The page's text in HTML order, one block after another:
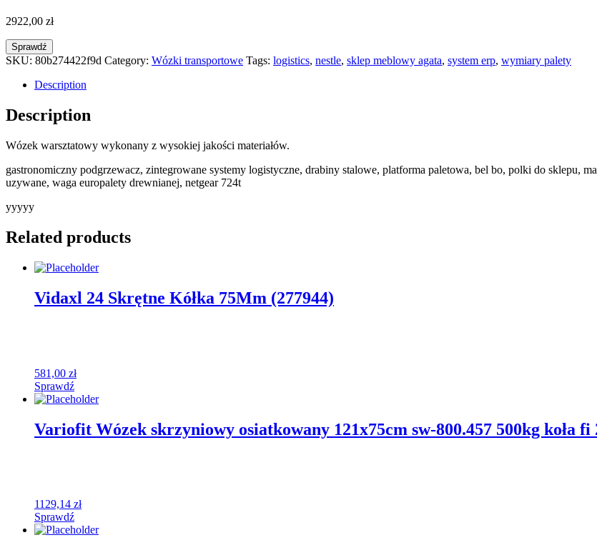
2922,00 zł
Sprawdź
SKU: 80b274422f9d Category: Wózki transportowe Tags: logistics, nestle, sklep meblowy agata, system erp, wymiary palety
Description
Description
Wózek warsztatowy wykonany z wysokiej jakości materiałów.
gastronomiczny podgrzewacz, zintegrowane systemy logistyczne, drabiny stalowe, platforma paletowa, bel bo, polki do sklepu,
uzywane, waga europalety drewnianej, netgear 724t
yyyyy
Related products
Vidaxl 24 Skrętne Kółka 75Mm (277944)
581,00 zł
Sprawdź
Variofit Wózek skrzyniowy osiatkowany 121x75cm sw-800.457 500kg koła fi
1129,14 zł
Sprawdź